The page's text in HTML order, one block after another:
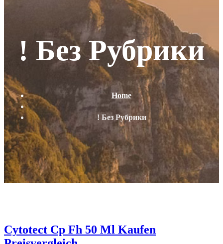
! Без Рубрики
Home
! Без Рубрики
Cytotect Cp Fh 50 Ml Kaufen